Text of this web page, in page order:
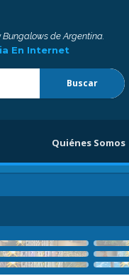
de Argentina.
En Internet
Buscar
Quiénes Somos